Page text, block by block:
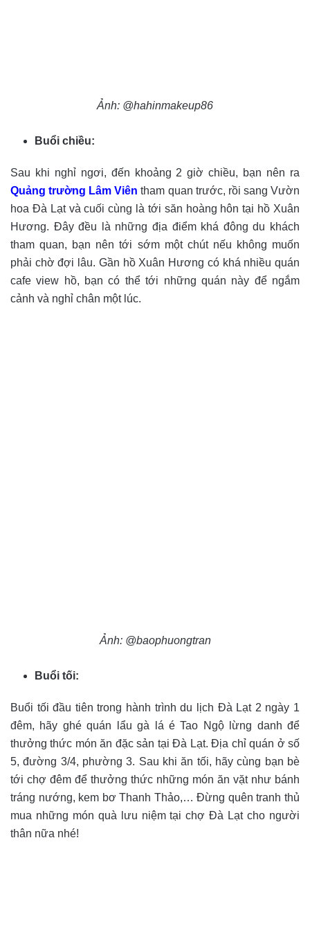
Ảnh: @hahinmakeup86
Buổi chiều:
Sau khi nghỉ ngơi, đến khoảng 2 giờ chiều, bạn nên ra
Quảng trường Lâm Viên tham quan trước, rồi sang Vườn
hoa Đà Lạt và cuối cùng là tới săn hoàng hôn tại hồ Xuân
Hương. Đây đều là những địa điểm khá đông du khách
tham quan, bạn nên tới sớm một chút nếu không muốn
phải chờ đợi lâu. Gần hồ Xuân Hương có khá nhiều quán
cafe view hồ, bạn có thể tới những quán này để ngắm
cảnh và nghỉ chân một lúc.
Ảnh: @baophuongtran
Buổi tối:
Buổi tối đầu tiên trong hành trình du lịch Đà Lạt 2 ngày 1
đêm, hãy ghé quán lẩu gà lá é Tao Ngộ lừng danh để
thưởng thức món ăn đặc sản tại Đà Lạt. Địa chỉ quán ở số
5, đường 3/4, phường 3. Sau khi ăn tối, hãy cùng bạn bè
tới chợ đêm để thưởng thức những món ăn vặt như bánh
tráng nướng, kem bơ Thanh Thảo,… Đừng quên tranh thủ
mua những món quà lưu niệm tại chợ Đà Lạt cho người
thân nữa nhé!